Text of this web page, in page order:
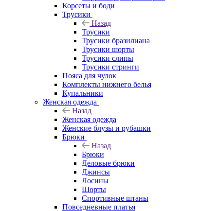
Корсеты и боди
Трусики
Назад
Трусики
Трусики бразилиана
Трусики шорты
Трусики слипы
Трусики стринги
Пояса для чулок
Комплекты нижнего белья
Купальники
Женская одежда
Назад
Женская одежда
Женские блузы и рубашки
Брюки
Назад
Брюки
Деловые брюки
Джинсы
Лосины
Шорты
Спортивные штаны
Повседневные платья